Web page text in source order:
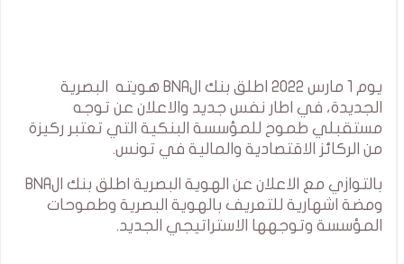
يوم 1 مارس 2022 اطلق بنك الBNA هويته البصرية
الجديدة، في اطار نفس جديد والاعلان عن توجه
مستقبلي طموح للمؤسسة البنكية التي تعتبر ركيزة
من الركائز الاقتصادية والمالية في تونس.
بالتوازي مع الاعلان عن الهوية البصرية اطلق بنك الBNA
ومضة اشهارية للتعريف بالهوية البصرية وطموحات
المؤسسة وتوجهها الاستراتيجي الجديد.